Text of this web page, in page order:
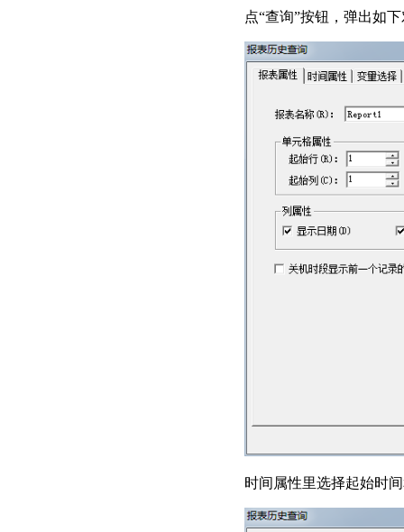
点“查询”按钮，弹出如
时间属性里选择起始时